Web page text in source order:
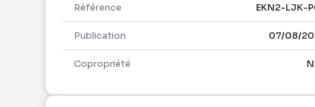
Référence EKN2-LJK-
Publication 07/08/
Copropriété